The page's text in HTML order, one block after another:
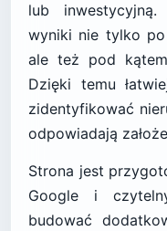
lub
wyniki nie tylko po
ale też pod
Dzięki temu
zidentyfikować
odpowiadają
Strona jest
Google i
budować